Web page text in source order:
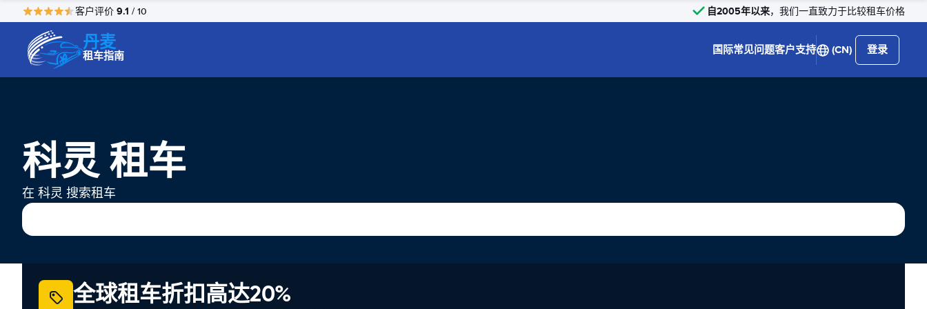
客户评价 9.1 / 10 自2005年以来，我们一直致力于比较租车价格
丹麦
租车指南 国际常见问题客户支持 (CN) 登录
科灵 租车
在 科灵 搜索租车
全球租车折扣高达20%